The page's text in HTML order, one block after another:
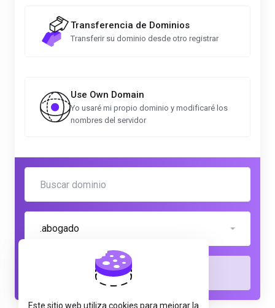
Transferencia de Dominios
Transferir su dominio desde otro registrar
Use Own Domain
Yo usaré mi propio dominio y modificaré los
nombres del servidor
.abogado
Comprobar
Este sitio web utiliza cookies para mejorar la